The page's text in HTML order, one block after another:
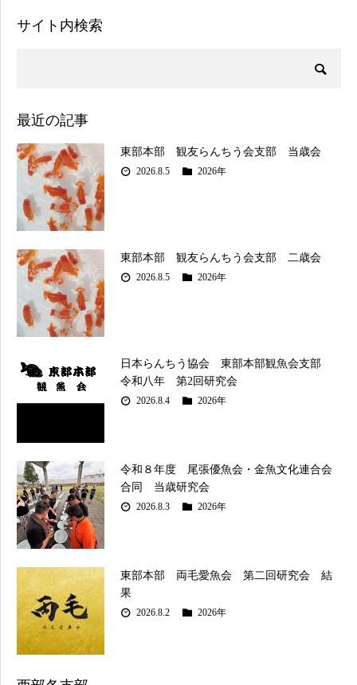
サイト内検索
最近の記事
東部本部 観友らんちう会支部 当歳会
2026.8.5 2026年
東部本部 観友らんちう会支部 二歳会
2026.8.5 2026年
日本らんちう協会 東部本部観魚会支部
令和八年 第2回研究会
2026.8.4 2026年
令和８年度 尾張優魚会・金魚文化連合会
合同 当歳研究会
2026.8.3 2026年
東部本部 両毛愛魚会 第二回研究会 結
果
2026.8.2 2026年